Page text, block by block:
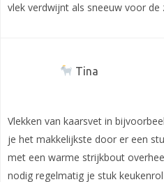
vlek verdwijnt als sneeuw voor de
Tina
Vlekken van kaarsvet in
je het makkelijkste door er een
met een warme strijkbout
nodig regelmatig je stuk